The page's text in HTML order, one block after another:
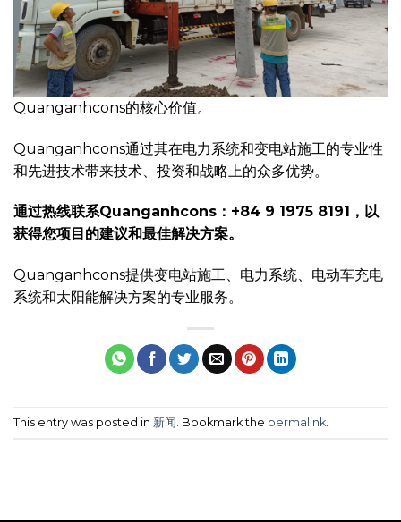
Quanganhcons的核心价值。
Quanganhcons通过其在电力系统和变电站施工的专业性
和先进技术带来技术、投资和战略上的众多优势。
通过热线联系Quanganhcons：+84 9 1975 8191，以
获得您项目的建议和最佳解决方案。
Quanganhcons提供变电站施工、电力系统、电动车充电
系统和太阳能解决方案的专业服务。
This entry was posted in 新闻 . Bookmark the permalink